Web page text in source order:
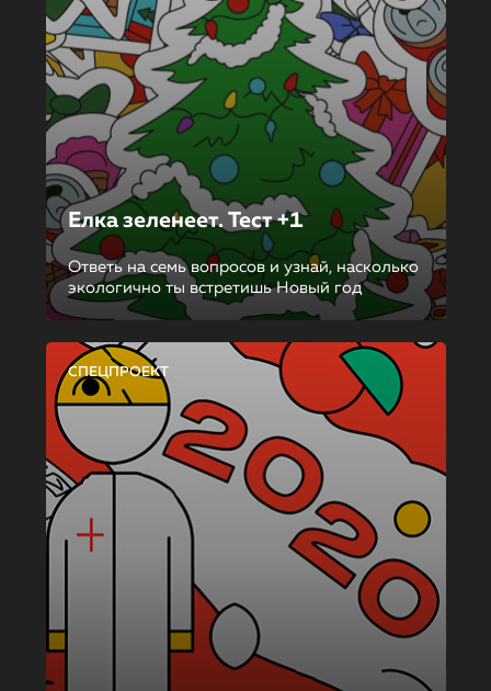
Елка зеленеет. Тест +1
Ответь на семь вопросов и узнай, насколько
экологично ты встретишь Новый год
СПЕЦПРОЕКТ